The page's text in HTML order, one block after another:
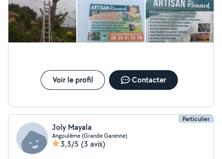
Voir le profil Contacter
Particulier
Joly Mayala
Angoulême (Grande Garenne)
3,3/5 (3 avis)